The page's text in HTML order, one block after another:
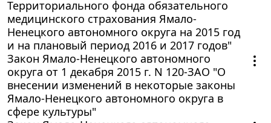
Территориального фонда обязательного
медицинского страхования Ямало-
Ненецкого автономного округа на 2015 год
и на плановый период 2016 и 2017 годов"
Закон Ямало-Ненецкого автономного
округа от 1 декабря 2015 г. N 120-ЗАО "О
внесении изменений в некоторые законы
Ямало-Ненецкого автономного округа в
сфере культуры"